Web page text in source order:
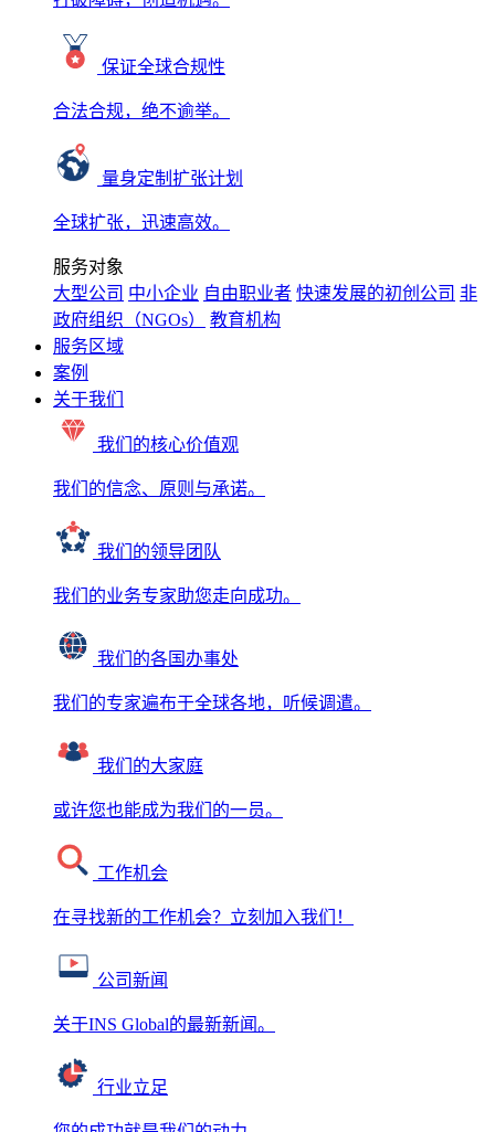
保证全球合规性
合法合规，绝不逾举。
量身定制扩张计划
全球扩张，迅速高效。
服务对象
大型公司 中小企业 自由职业者 快速发展的初创公司 非
政府组织（NGOs）
教育机构
服务区域
案例
关于我们
我们的核心价值观
我们的信念、原则与承诺。
我们的领导团队
我们的业务专家助您走向成功。
我们的各国办事处
我们的专家遍布于全球各地，听候调遣。
我们的大家庭
或许您也能成为我们的一员。
工作机会
在寻找新的工作机会？立刻加入我们！
公司新闻
关于INS Global的最新新闻。
行业立足